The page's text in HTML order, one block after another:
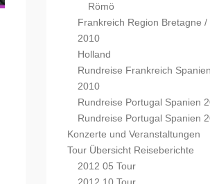
Römö
Frankreich Region Bretagne /
2010
Holland
Rundreise Frankreich
2010
Rundreise Portugal Spanien
Rundreise Portugal Spanien
Konzerte und Veranstaltungen
Tour Übersicht Reiseberichte
2012 05 Tour